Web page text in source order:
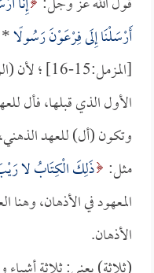
أَرْسَلْنَا إِلَى فِرْعَوْنَ رَسُولًا*
[المزمل:15-
الأول الذي قبلها، فأل
وتكون (أل) للعهد
مثل: ذَلِكَ الْكِتَابُ لا
المعهود في الأذهان،
الأذهان.